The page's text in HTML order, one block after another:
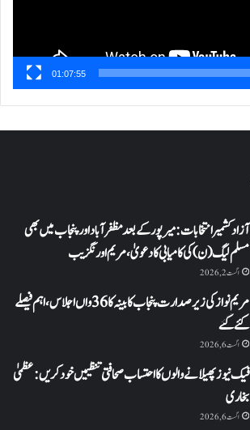
01:07:55
آزاد کشمیر انتخابات: میرپور کے بعد مظفرآباد اور پنجاب میں بھی
مسلم لیگ (ن) کی کامیابی کا دعویٰ، مریم اورنگزیب
اگست 2, 2026
مریم نواز کی زیر صدارت پنجاب کابینہ کا 36واں اجلاس،اہم فیصلے
کئے گئے
اگست 6, 2026
فیک نیوز پھیلانے والوں کا احتساب صحافتی تنظیمیں خود کریں: عظمیٰ
بخاری
اگست 6, 2026